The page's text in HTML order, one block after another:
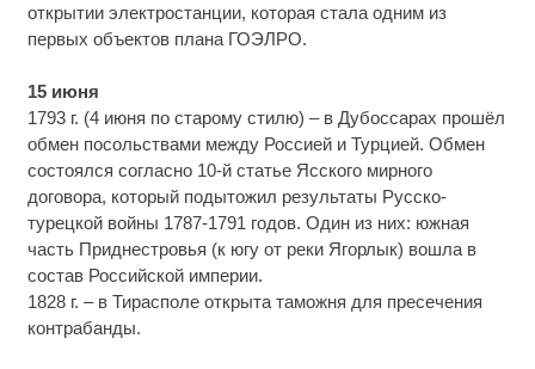
открытии электростанции, которая стала одним из
первых объектов плана ГОЭЛРО.
15 июня
1793 г. (4 июня по старому стилю) – в Дубоссарах прошёл
обмен посольствами между Россией и Турцией. Обмен
состоялся согласно 10-й статье Ясского мирного
договора, который подытожил результаты Русско-
турецкой войны 1787-1791 годов. Один из них: южная
часть Приднестровья (к югу от реки Ягорлык) вошла в
состав Российской империи.
1828 г. – в Тирасполе открыта таможня для пресечения
контрабанды.